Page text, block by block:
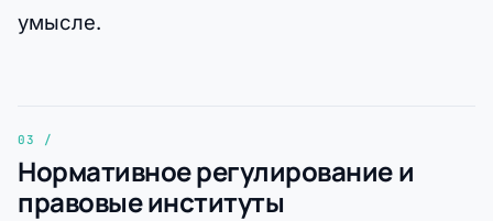
умысле.
Нормативное регулирование и
правовые институты